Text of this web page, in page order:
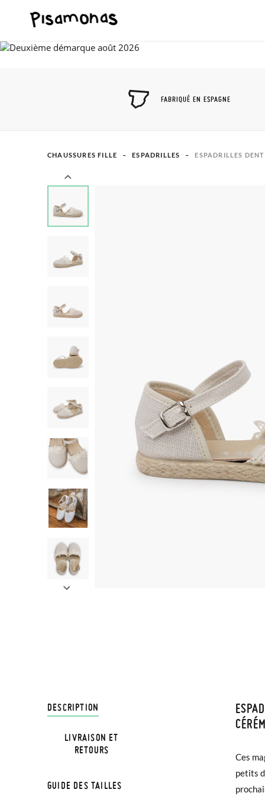
FABRIQUÉ EN ESPAGNE
CHAUSSURES FILLE ESPADRILLES ESPADRILLES
DESCRIPTION
Ces
petits
le
à cette
LIVRAISON ET
RETOURS
3,95 €
avant
GUIDE DES TAILLES